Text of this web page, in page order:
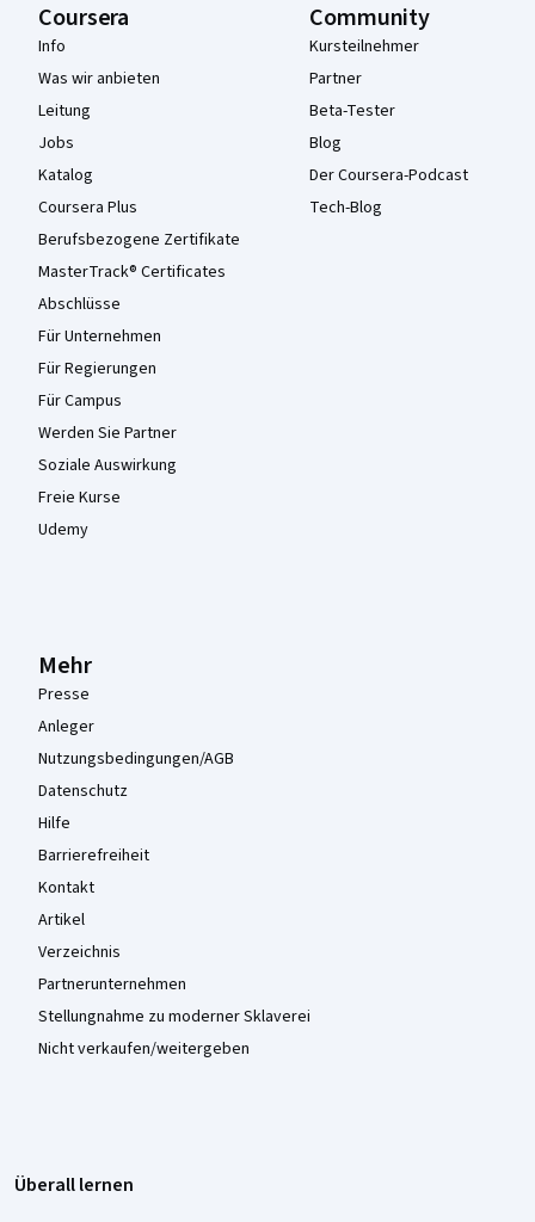
Coursera
Info
Was wir anbieten
Leitung
Jobs
Katalog
Coursera Plus
Berufsbezogene Zertifikate
MasterTrack® Certificates
Abschlüsse
Für Unternehmen
Für Regierungen
Für Campus
Werden Sie Partner
Soziale Auswirkung
Freie Kurse
Udemy
Community
Kursteilnehmer
Partner
Beta-Tester
Blog
Der Coursera-Podcast
Tech-Blog
Mehr
Presse
Anleger
Nutzungsbedingungen/AGB
Datenschutz
Hilfe
Barrierefreiheit
Kontakt
Artikel
Verzeichnis
Partnerunternehmen
Stellungnahme zu moderner Sklaverei
Nicht verkaufen/weitergeben
Überall lernen